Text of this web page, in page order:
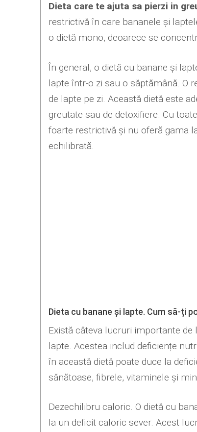
Dieta care te ajuta sa pierzi in
restrictivă în care bananele și
o dietă mono, deoarece se
În general, o dietă cu banane și
lapte într-o zi sau o săptămână. O
de lapte pe zi. Această dietă este
greutate sau de detoxifiere. Cu
foarte restrictivă și nu oferă gama
echilibrată.
Dieta cu banane și lapte. Cum să-ți
Există câteva lucruri importante
lapte. Acestea includ deficiențe
în această dietă poate duce la
sănătoase, fibrele, vitaminele și
Dezechilibru caloric. O dietă cu
la un deficit caloric sever. Acest